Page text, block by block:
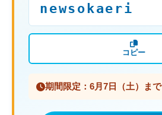
newsokaeri
コピー
期間限定：6月7日（土）まで